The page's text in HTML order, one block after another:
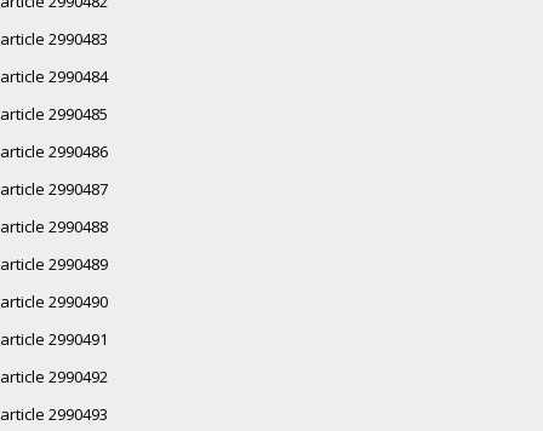
article 2990483
article 2990484
article 2990485
article 2990486
article 2990487
article 2990488
article 2990489
article 2990490
article 2990491
article 2990492
article 2990493